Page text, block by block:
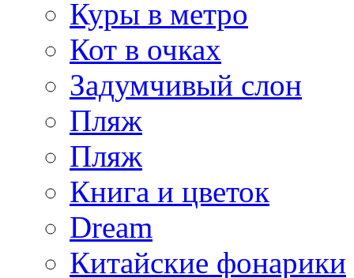
Куры в метро
Кот в очках
Задумчивый слон
Пляж
Пляж
Книга и цветок
Dream
Китайские фонарики